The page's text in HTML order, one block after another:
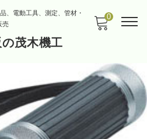
、電動工具、測定、管材・
売
茂木機工
0